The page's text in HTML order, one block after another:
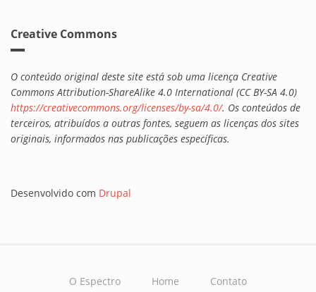
Creative Commons
O conteúdo original deste site está sob uma licença Creative
Commons Attribution-ShareAlike 4.0 International (CC BY-SA 4.0)
https://creativecommons.org/licenses/by-sa/4.0/. Os conteúdos de
terceiros, atribuídos a outras fontes, seguem as licenças dos sites
originais, informados nas publicações específicas.
Desenvolvido com Drupal
O Espectro Home Contato